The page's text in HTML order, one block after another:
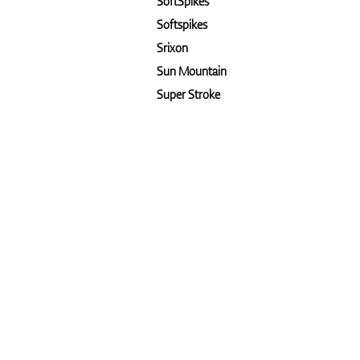
Softspikes
Srixon
Sun Mountain
Super Stroke